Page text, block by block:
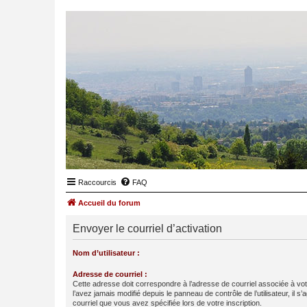
Raccourcis FAQ
Accueil du forum
Envoyer le courriel d’activation
Nom d’utilisateur :
Adresse de courriel :
Cette adresse doit correspondre à l’adresse de courriel associée à
l’avez jamais modifié depuis le panneau de contrôle de l’utilisateur, il
courriel que vous avez spécifiée lors de votre inscription.